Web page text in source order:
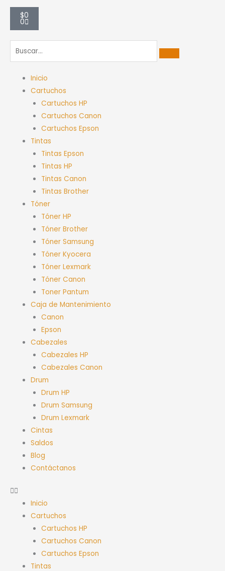
$0
0
Carrito
Inicio
Cartuchos
Cartuchos HP
Cartuchos Canon
Cartuchos Epson
Tintas
Tintas Epson
Tintas HP
Tintas Canon
Tintas Brother
Tóner
Tóner HP
Tóner Brother
Tóner Samsung
Tóner Kyocera
Tóner Lexmark
Tóner Canon
Toner Pantum
Caja de Mantenimiento
Canon
Epson
Cabezales
Cabezales HP
Cabezales Canon
Drum
Drum HP
Drum Samsung
Drum Lexmark
Cintas
Saldos
Blog
Contáctanos
Inicio
Cartuchos
Cartuchos HP
Cartuchos Canon
Cartuchos Epson
Tintas